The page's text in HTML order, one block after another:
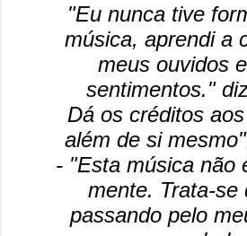
"Eu nunca tive
música, aprendi a
meus ouvidos
sentimentos."
Dá os créditos
além de si
- "Esta música não
mente. Trata-se
passando pelo